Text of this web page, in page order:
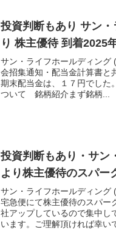
投資判断もあり サン
り 株主優待 到着2025
サン・ライフホールディン
会招集通知・配当金計算書と
期末配当金は、１７円でした
ついて 銘柄紹介まず銘柄...
投資判断もあり・サン
より株主優待のスパー
サン・ライフホールディン
宅急便にて株主優待のスパー
社アップしているので集中し
います。ご理解頂ければ幸い